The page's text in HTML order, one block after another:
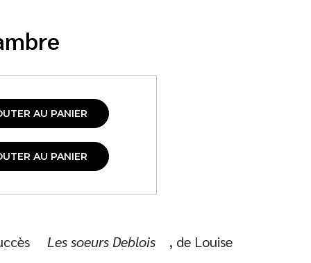
AU PANIER
AU PANIER
Les soeurs Deblois
, de Louise